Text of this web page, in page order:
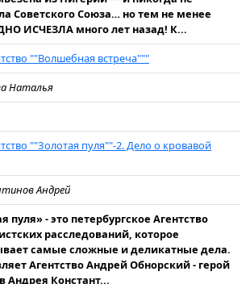
Советского Союза… но тем не менее
ИСЧЕЗЛА много лет назад! К...
""Волшебная встреча"""
Наталья
""Золотая пуля""-2. Дело о кровавой
Андрей
пуля» - это петербургское Агентство
расследований, которое
самые сложные и деликатные дела.
Агентство Андрей Обнорский - герой
Андрея Констант...